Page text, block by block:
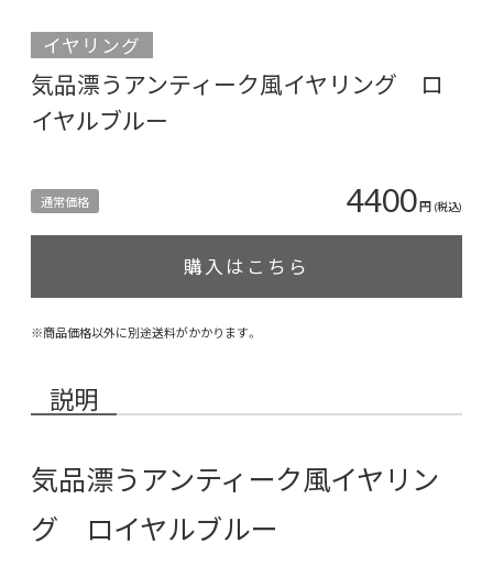
イヤリング
気品漂うアンティーク風イヤリング ロ
イヤルブルー
通常価格 4400円 (税込)
購入はこちら
※商品価格以外に別途送料がかかります。
説明
気品漂うアンティーク風イヤリン
グ ロイヤルブルー